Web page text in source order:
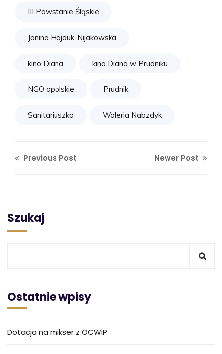
III Powstanie Śląskie
Janina Hajduk-Nijakowska
kino Diana kino Diana w Prudniku
NGO opolskie Prudnik
Sanitariuszka Waleria Nabzdyk
Previous Post Newer Post
Szukaj
Ostatnie wpisy
Dotacja na mikser z OCWiP